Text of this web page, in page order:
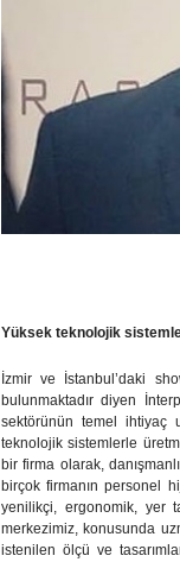
Yüksek teknolojik
İzmir ve İstanbul’daki
bulunmaktadır diyen
sektörünün temel ihtiyaç
teknolojik sistemlerle
bir firma olarak,
birçok firmanın personel
yenilikçi, ergonomik, yer
merkezimiz, konusunda
istenilen ölçü ve